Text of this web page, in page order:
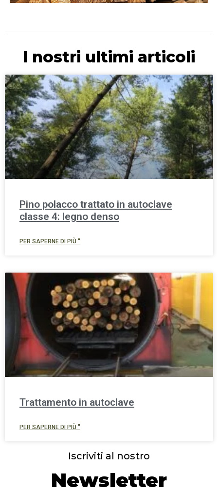
I nostri ultimi articoli
Pino polacco trattato in autoclave
classe 4: legno denso
PER SAPERNE DI PIÙ "
Trattamento in autoclave
PER SAPERNE DI PIÙ "
Iscriviti al nostro
Newsletter